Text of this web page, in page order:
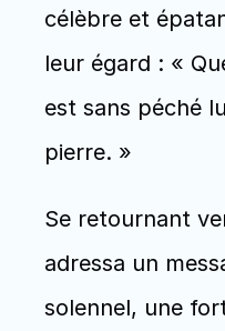
célèbre et
leur égard : «
est sans péché
pierre. »
Se retournant
adressa un
solennel, une